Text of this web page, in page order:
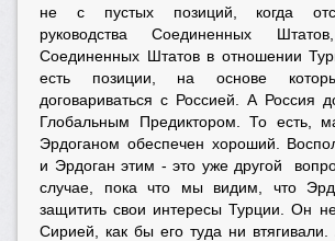
не с пустых позиций, когда
руководства Соединенных
Соединенных Штатов в отношении
есть позиции, на основе
договариваться с Россией. А Россия
Глобальным Предиктором. То есть,
Эрдоганом обеспечен хороший.
и Эрдоган этим - это уже другой
случае, пока что мы видим, что
защитить свои интересы Турции. Он
Сирией, как бы его туда ни втягивали.